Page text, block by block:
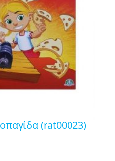
(rat00023)